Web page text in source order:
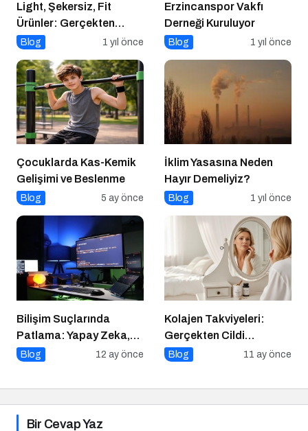
Light, Şekersiz, Fit
Ürünler: Gerçekten
Daha Sağlıklı mı?
Blog 1 yıl önce
Erzincanspor Vakfı
Derneği Kuruluyor
Blog 1 yıl önce
Çocuklarda Kas-Kemik
Gelişimi ve Beslenme
Blog 5 ay önce
İklim Yasasına Neden
Hayır Demeliyiz?
Blog 1 yıl önce
Bilişim Suçlarında
Patlama: Yapay Zeka,
Sahte Siteler ve Dijital
Blog 12 ay önce
Kolajen Takviyeleri:
Gerçekten Cildi
Gençleştiriyor mu?
Blog 11 ay önce
Bir Cevap Yaz